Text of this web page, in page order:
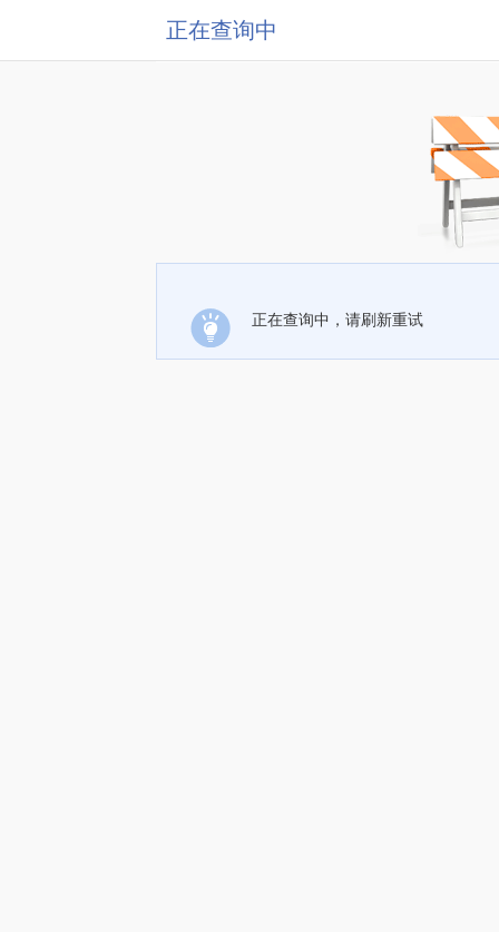
正在查询中
正在查询中，请刷新重试